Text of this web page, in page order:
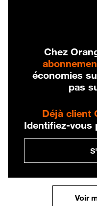
Chez
économies
pas
Déjà client
Identifiez-vous
Voir